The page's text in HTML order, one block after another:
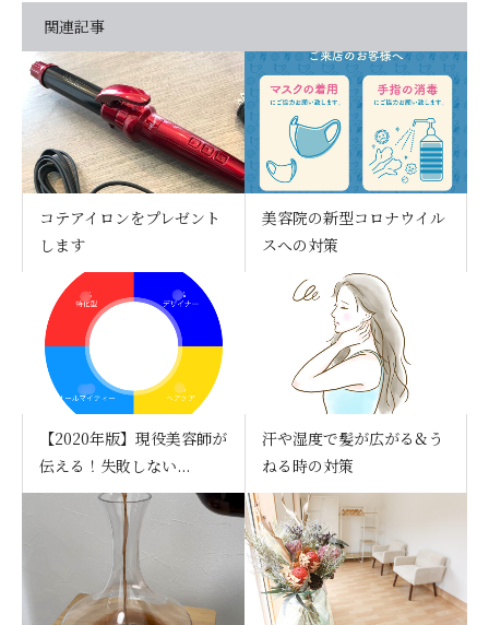
関連記事
コテアイロンをプレゼント
します
美容院の新型コロナウイル
スへの対策
【2020年版】現役美容師が
伝える！失敗しない...
汗や湿度で髪が広がる&う
ねる時の対策